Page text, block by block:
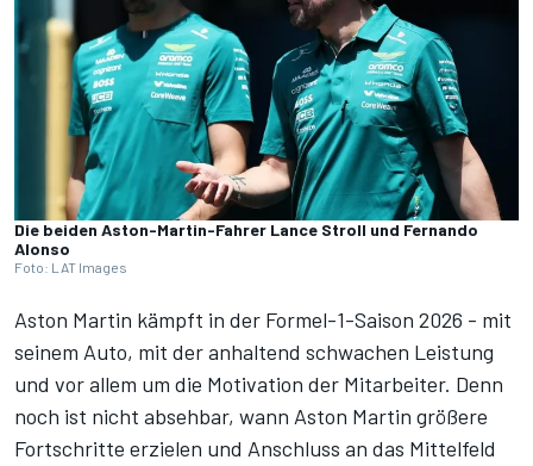
Die beiden Aston-Martin-Fahrer Lance Stroll und Fernando
Alonso
Foto: LAT Images
Aston Martin kämpft in der Formel-1-Saison 2026 - mit
seinem Auto, mit der anhaltend schwachen Leistung
und vor allem um die Motivation der Mitarbeiter. Denn
noch ist nicht absehbar, wann Aston Martin größere
Fortschritte erzielen und Anschluss an das Mittelfeld